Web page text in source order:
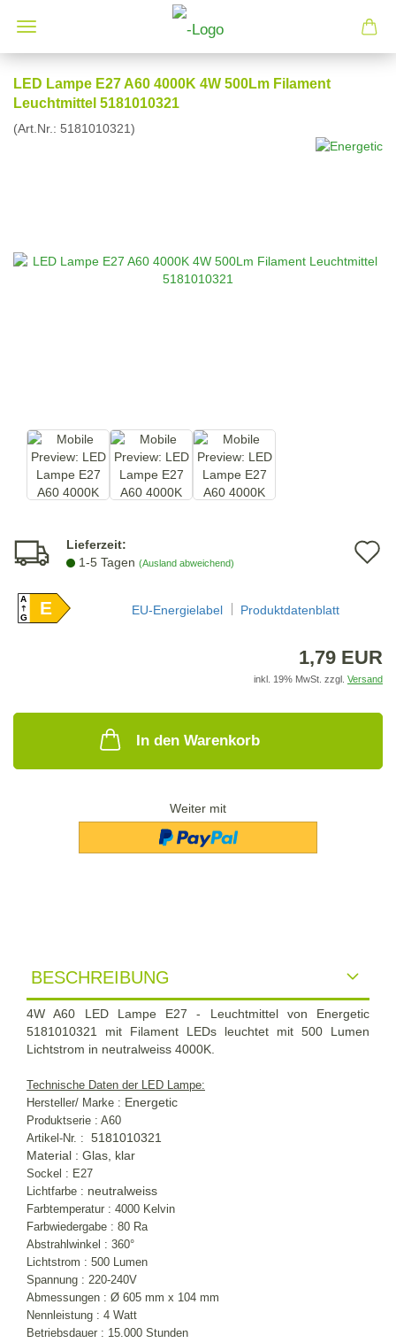
LED Lampe E27 A60 4000K 4W 500Lm Filament
Leuchtmittel 5181010321
(Art.Nr.: 5181010321)
Lieferzeit:
1-5 Tagen (Ausland abweichend)
A
GE EU-Energielabel Produktdatenblatt
1,79 EUR
inkl. 19% MwSt. zzgl. Versand
In den Warenkorb
Weiter mit
BESCHREIBUNG
4W A60 LED Lampe E27 - Leuchtmittel von Energetic
5181010321 mit Filament LEDs leuchtet mit 500 Lumen
Lichtstrom in neutralweiss 4000K.
Technische Daten der LED Lampe:
Hersteller/ Marke : Energetic
Produktserie : A60
Artikel-Nr. : 5181010321
Material : Glas, klar
Sockel : E27
Lichtfarbe : neutralweiss
Farbtemperatur : 4000 Kelvin
Farbwiedergabe : 80 Ra
Abstrahlwinkel : 360°
Lichtstrom : 500 Lumen
Spannung : 220-240V
Abmessungen : Ø 605 mm x 104 mm
Nennleistung : 4 Watt
Betriebsdauer : 15.000 Stunden